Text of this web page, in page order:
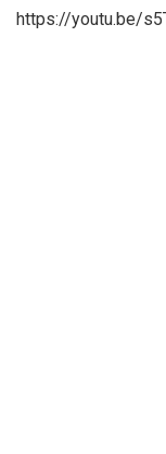
https://youtu.be/